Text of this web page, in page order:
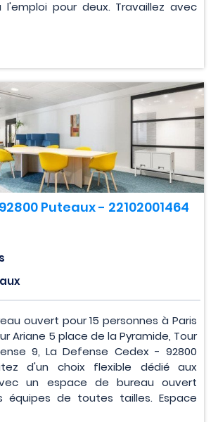
pour deux. Travaillez avec
Puteaux - 22102001464
ouvert pour 15 personnes à Paris
Ariane 5 place de la Pyramide, Tour
9, La Defense Cedex - 92800
d'un choix flexible dédié aux
un espace de bureau ouvert
équipes de toutes tailles. Espace